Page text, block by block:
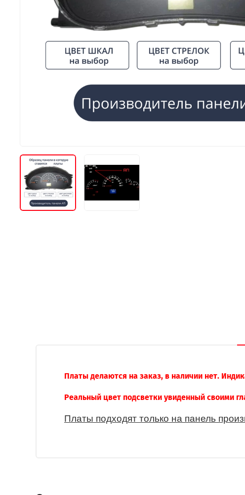
Платы делаются на заказ, в наличии нет.
Реальный цвет подсветки увиденный своими
Платы подходят только на панель